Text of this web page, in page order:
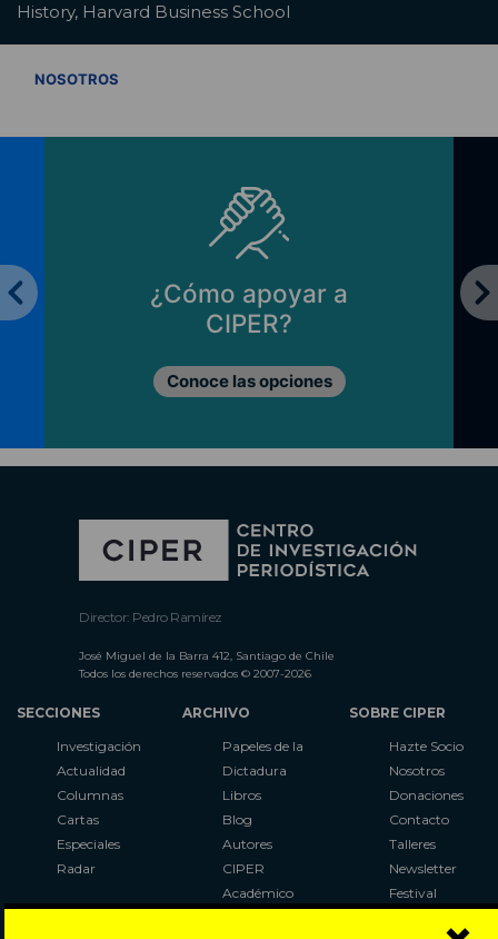
History, Harvard Business School
NOSOTROS
¿Cómo apoyar a
CIPER?
Conoce las opciones
Director: Pedro Ramírez
José Miguel de la Barra 412, Santiago de Chile
Todos los derechos reservados © 2007-2026
SECCIONES
Investigación
Actualidad
Columnas
Cartas
Especiales
Radar
ARCHIVO
Papeles de la
Dictadura
Libros
Blog
Autores
CIPER
Académico
SOBRE CIPER
Hazte Socio
Nosotros
Donaciones
Contacto
Talleres
Newsletter
Festival